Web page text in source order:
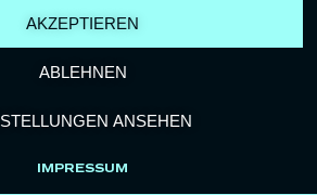
AKZEPTIEREN
ABLEHNEN
ANSEHEN
IMPRESSUM